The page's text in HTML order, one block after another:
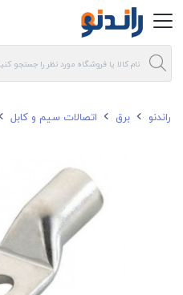
راندنو برق اتصالات سیم و کابل